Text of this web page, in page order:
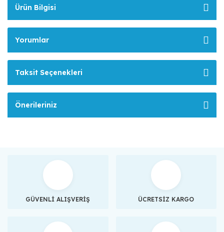
Ürün Bilgisi
Yorumlar
Taksit Seçenekleri
Önerileriniz
GÜVENLİ ALIŞVERİŞ ÜCRETSİZ KARGO